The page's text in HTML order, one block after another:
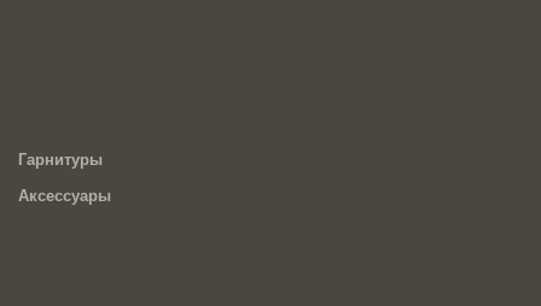
Гарнитуры
Аксессуары